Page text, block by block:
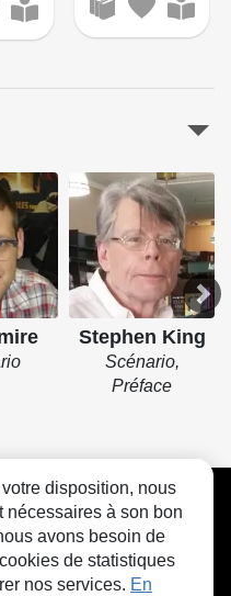
Stephen King
Scénario,
Préface
Cookies
disposition, nous
nécessaires à son bon
avons besoin de
de statistiques
nos services. En